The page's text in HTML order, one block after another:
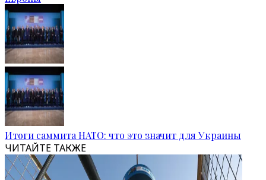
Итоги саммита НАТО: что это значит для Украины
ЧИТАЙТЕ ТАКЖЕ